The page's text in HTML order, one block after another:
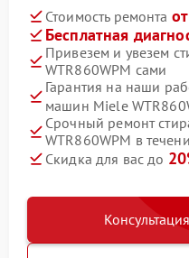
Стоимость ремонта
Бесплатная
Привезем и увезем
WTR860WPM сами
Гарантия на наши
машин Miele
Срочный ремонт
WTR860WPM в
Скидка для вас до